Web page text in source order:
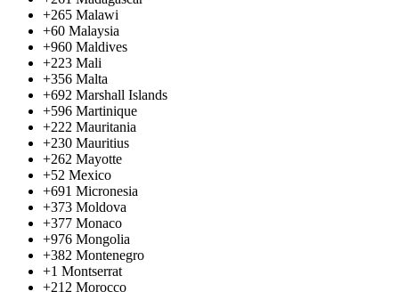
+265 Malawi
+60 Malaysia
+960 Maldives
+223 Mali
+356 Malta
+692 Marshall Islands
+596 Martinique
+222 Mauritania
+230 Mauritius
+262 Mayotte
+52 Mexico
+691 Micronesia
+373 Moldova
+377 Monaco
+976 Mongolia
+382 Montenegro
+1 Montserrat
+212 Morocco